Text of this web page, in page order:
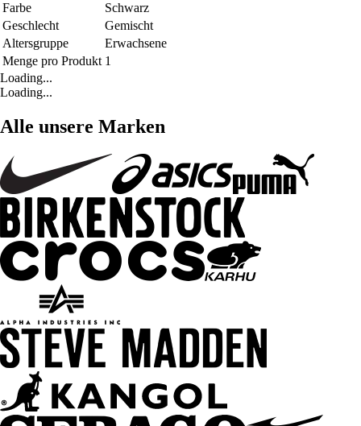
Farbe
Schwarz
Geschlecht
Gemischt
Altersgruppe
Erwachsene
Menge pro Produkt 1
Loading...
Loading...
Alle unsere Marken